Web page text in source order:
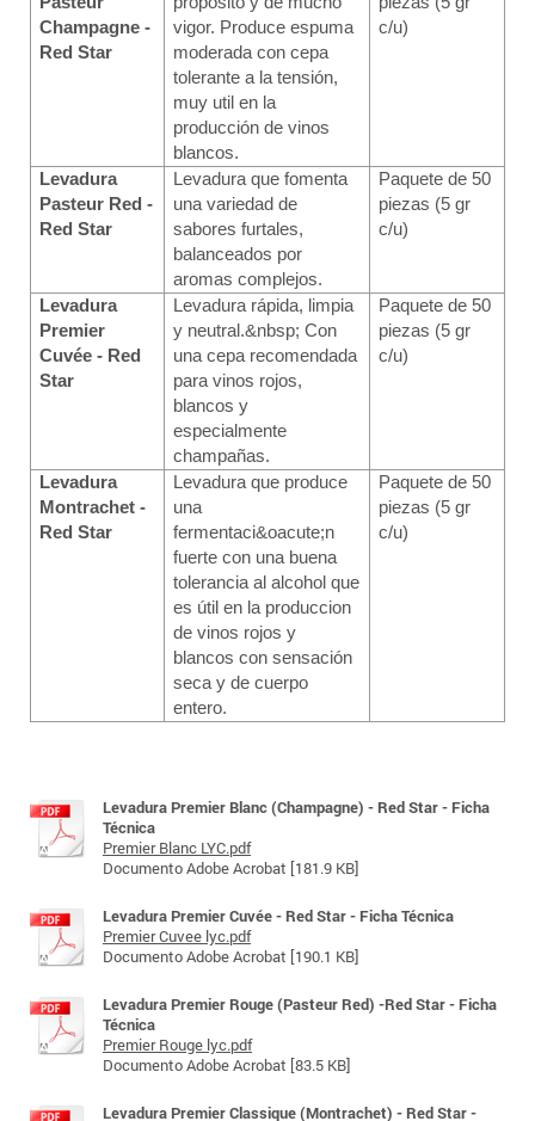
Champagne -
Red Star
vigor. Produce espuma
moderada con cepa
tolerante a la tensión,
muy util en la
producción de vinos
blancos.
c/u)
Levadura
Pasteur Red -
Red Star
Levadura que fomenta
una variedad de
sabores furtales,
balanceados por
aromas complejos.
Paquete de 50
piezas (5 gr
c/u)
Levadura
Premier
Cuvée - Red
Star
Levadura rápida, limpia
y neutral.&nbsp; Con
una cepa recomendada
para vinos rojos,
blancos y
especialmente
champañas.
Paquete de 50
piezas (5 gr
c/u)
Levadura
Montrachet -
Red Star
Levadura que produce
una
fermentaci&oacute;n
fuerte con una buena
tolerancia al alcohol que
es útil en la produccion
de vinos rojos y
blancos con sensación
seca y de cuerpo
entero.
Paquete de 50
piezas (5 gr
c/u)
Levadura Premier Blanc (Champagne) - Red Star - Ficha
Técnica
Premier Blanc LYC.pdf
Documento Adobe Acrobat [181.9 KB]
Levadura Premier Cuvée - Red Star - Ficha Técnica
Premier Cuvee lyc.pdf
Documento Adobe Acrobat [190.1 KB]
Levadura Premier Rouge (Pasteur Red) -Red Star - Ficha
Técnica
Premier Rouge lyc.pdf
Documento Adobe Acrobat [83.5 KB]
Levadura Premier Classique (Montrachet) - Red Star -